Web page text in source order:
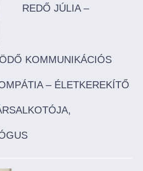
REDŐ JÚLIA –
KOMMUNIKÁCIÓS
– ÉLETKEREKÍTŐ